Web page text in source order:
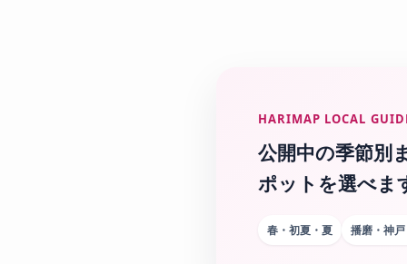
HARIMAP LOCAL
公開中の季節別
ポットを選べま
春・初夏・夏 播磨・神